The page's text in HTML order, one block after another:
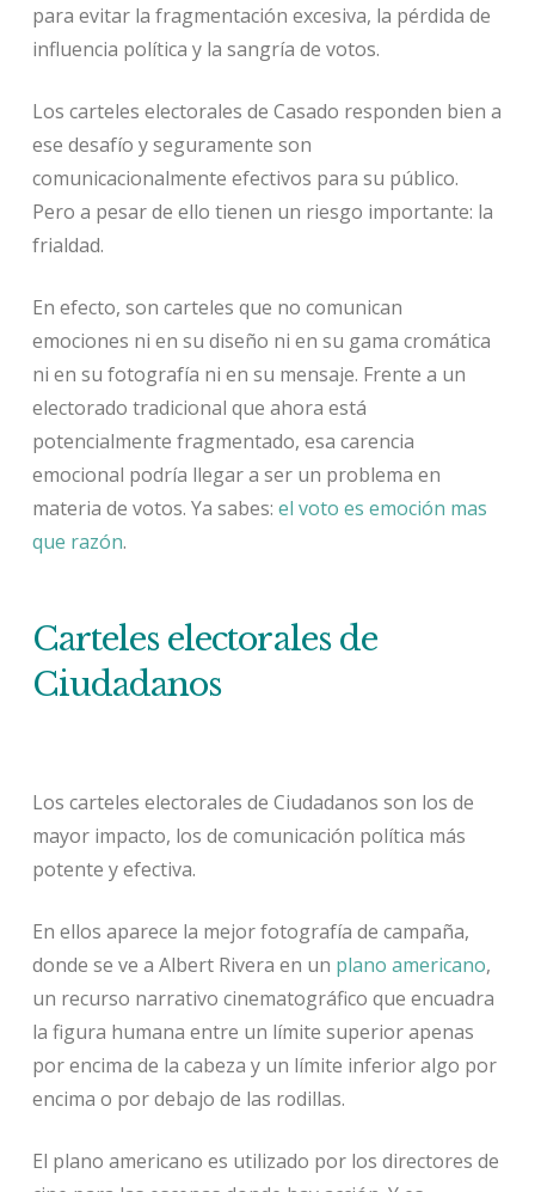
para evitar la fragmentación excesiva, la pérdida de
influencia política y la sangría de votos.
Los carteles electorales de Casado responden bien a
ese desafío y seguramente son
comunicacionalmente efectivos para su público.
Pero a pesar de ello tienen un riesgo importante: la
frialdad.
En efecto, son carteles que no comunican
emociones ni en su diseño ni en su gama cromática
ni en su fotografía ni en su mensaje. Frente a un
electorado tradicional que ahora está
potencialmente fragmentado, esa carencia
emocional podría llegar a ser un problema en
materia de votos. Ya sabes: el voto es emoción mas
que razón.
Carteles electorales de
Ciudadanos
Los carteles electorales de Ciudadanos son los de
mayor impacto, los de comunicación política más
potente y efectiva.
En ellos aparece la mejor fotografía de campaña,
donde se ve a Albert Rivera en un plano americano,
un recurso narrativo cinematográfico que encuadra
la figura humana entre un límite superior apenas
por encima de la cabeza y un límite inferior algo por
encima o por debajo de las rodillas.
El plano americano es utilizado por los directores de